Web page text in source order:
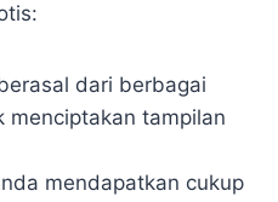
dari berbagai
menciptakan tampilan
mendapatkan cukup